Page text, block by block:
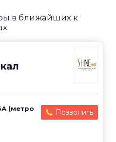
в ближайших к
(метро
Позвонить